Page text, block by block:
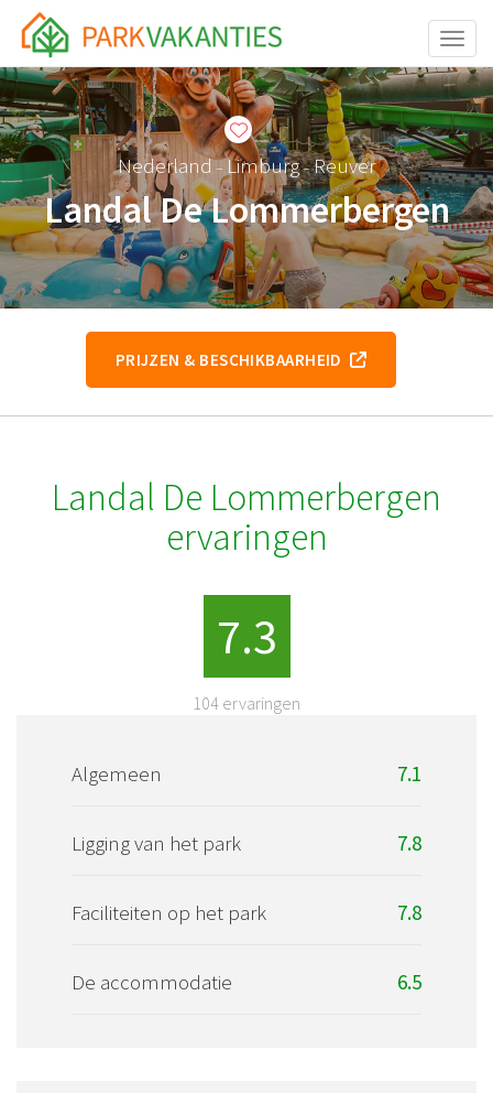
Nederland– Limburg–Reuver
Landal De Lommerbergen
PRIJZEN & BESCHIKBAARHEID
Landal De Lommerbergen
ervaringen
7.3
104 ervaringen
Algemeen 7.1
Ligging van het park 7.8
Faciliteiten op het park 7.8
De accommodatie 6.5